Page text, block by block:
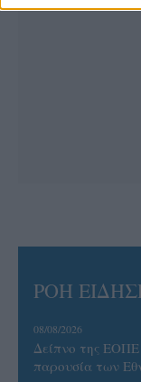
ΡΟΗ
08/08/2026
Δείπνο της ΕΟΠΕ
παρουσία των